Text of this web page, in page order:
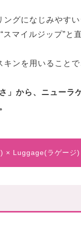
グになじみやすい
マイルジップ”と
ンを用いること
」から、ニューラ
× Luggage(ラゲージ)